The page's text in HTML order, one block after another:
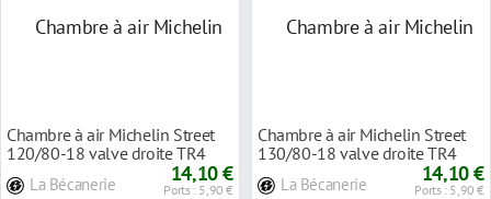
Chambre à air Michelin Street
120/80-18 valve droite TR4
La Bécanerie 14,10 €
Ports : 5,90 €
Chambre à air Michelin Street
130/80-18 valve droite TR4
La Bécanerie 14,10 €
Ports : 5,90 €